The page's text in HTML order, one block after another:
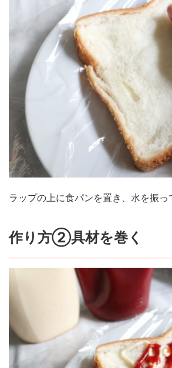
ラップの上に食パンを置き、水を振っ
作り方②具材を巻く